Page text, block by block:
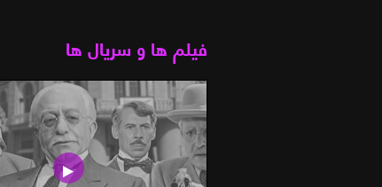
فیلم ها و سریال ها